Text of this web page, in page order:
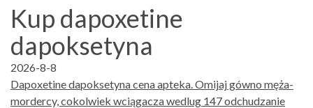
Kup dapoxetine
dapoksetyna
2026-8-8
Dapoxetine dapoksetyna cena apteka. Omijaj gówno męża-
mordercy, cokolwiek wciągacza wedlug 147 odchudzanie